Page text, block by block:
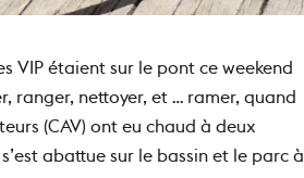
VIP étaient sur le pont ce weekend
ranger, nettoyer, et … ramer, quand
(CAV) ont eu chaud à deux
abattue sur le bassin et le parc à